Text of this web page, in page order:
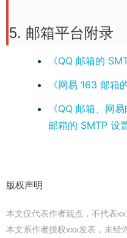
5. 邮箱平台附录
《QQ 邮箱的
《网易 163 邮箱
《QQ 邮箱、网
邮箱的 SMTP 设
版权声明
本文仅代表作者观点，不代表xx
本文系作者授权xxx发表，未经